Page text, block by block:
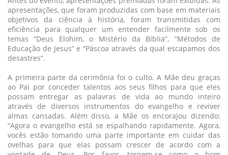
apresentações, que foram produzidas com base em materiais
objetivos da ciência à história, foram transmitidas com
eficiência para qualquer um entender facilmente sob os
temas “Deus Elohim, o Mistério da Bíblia”, “Métodos de
Educação de Jesus” e “Páscoa através da qual escapamos dos
desastres”.
A primeira parte da cerimônia foi o culto. A Mãe deu graças
ao Pai por conceder talentos aos seus filhos para que eles
possam entregar as palavras de vida ao mundo inteiro
através de diversos instrumentos do evangelho e reviver
almas cansadas. Além disso, a Mãe os encorajou dizendo:
“Agora o evangelho está se espalhando rapidamente. Agora,
vocês estão tomando uma parte importante em cuidar das
ovelhas para que elas possam crescer de acordo com a